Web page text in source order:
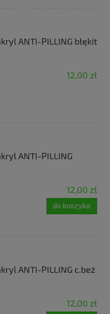
ANTI-PILLING błękit
12,00 zł
ANTI-PILLING
12,00 zł
do koszyka
ANTI-PILLING c.beż
12,00 zł